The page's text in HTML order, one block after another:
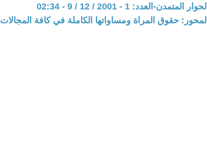
الحوار المتمدن-العدد: 1 - 2001 / 12 / 9 - 02:34
المحور: حقوق المراة ومساواتها الكاملة في كافة المجالات